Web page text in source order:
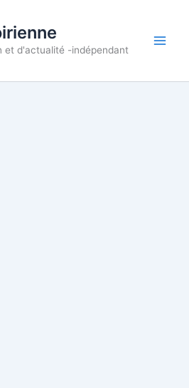
et d'actualité -indépendant